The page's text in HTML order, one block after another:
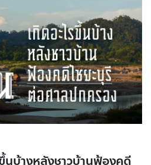
นบ้างหลังชาวบ้านฟ้องคดี